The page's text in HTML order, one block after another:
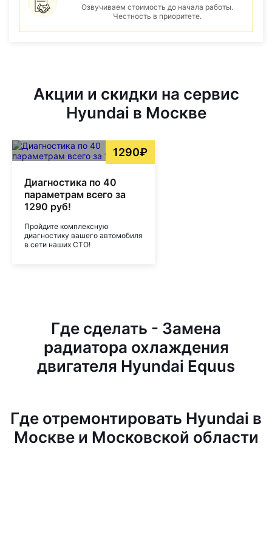
Озвучиваем стоимость до начала работы.
Честность в приоритете.
Акции и скидки на сервис
Hyundai в Москве
1290₽
Диагностика по 40
параметрам всего за
1290 руб!
Пройдите комплексную
диагностику вашего автомобиля
в сети наших СТО!
Где сделать - Замена
радиатора охлаждения
двигателя Hyundai Equus
Где отремонтировать Hyundai в
Москве и Московской области